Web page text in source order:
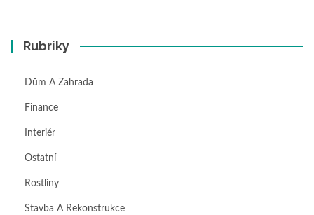
Rubriky
Dům A Zahrada
Finance
Interiér
Ostatní
Rostliny
Stavba A Rekonstrukce